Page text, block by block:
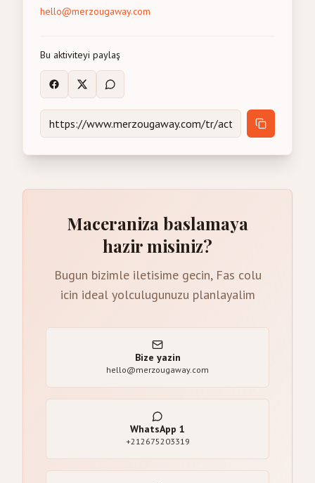
hello@merzougaway.com
Bu aktiviteyi paylaş
Maceraniza baslamaya
hazir misiniz?
Bugun bizimle iletisime gecin, Fas colu
icin ideal yolculugunuzu planlayalim
Bize yazin
hello@merzougaway.com
WhatsApp 1
+212675203319